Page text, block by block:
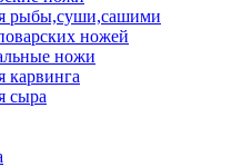
рыбы,суши,сашими
ножей
ножи
карвинга
сыра